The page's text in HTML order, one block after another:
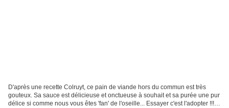
D'après une recette Colruyt, ce pain de viande hors du commun est très
gouteux. Sa sauce est délicieuse et onctueuse à souhait et sa purée une pur
délice si comme nous vous êtes 'fan' de l'oseille... Essayer c'est l'adopter !!! 1